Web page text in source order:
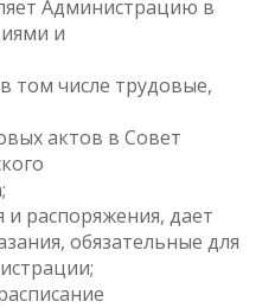
Администрацию в
и
том числе трудовые,
актов в Совет
распоряжения, дает
обязательные для